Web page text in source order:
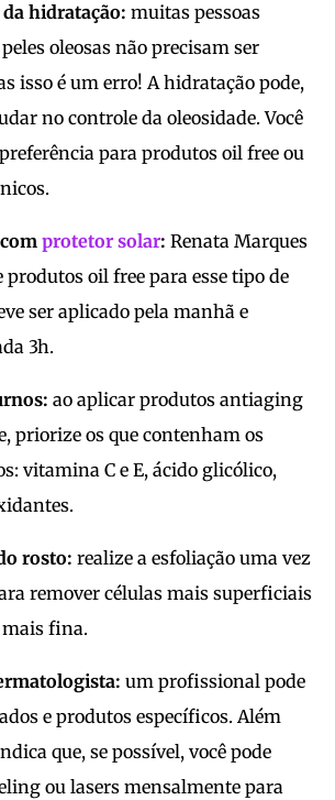
hidratação: muitas pessoas
oleosas não precisam ser
isso é um erro! A hidratação pode,
no controle da oleosidade. Você
para produtos oil free ou
protetor solar: Renata Marques
produtos oil free para esse tipo de
ser aplicado pela manhã e
3h.
ao aplicar produtos antiaging
priorize os que contenham os
vitamina C e E, ácido glicólico,
rosto: realize a esfoliação uma vez
remover células mais superficiais
mais fina.
um profissional pode
e produtos específicos. Além
que, se possível, você pode
ou lasers mensalmente para